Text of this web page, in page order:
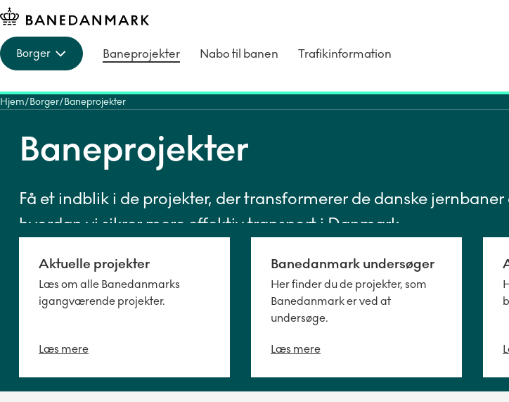
Borger Baneprojekter Nabo til banen Trafikinformation
Hjem Borger Baneprojekter
Baneprojekter
Få et indblik i de projekter, der transformerer de danske
hvordan vi sikrer mere effektiv transport i Danmark.
Aktuelle projekter
Læs om alle Banedanmarks
igangværende projekter.
Læs mere
Banedanmark undersøger
Her finder du de projekter, som
Banedanmark er ved at
undersøge.
Læs mere